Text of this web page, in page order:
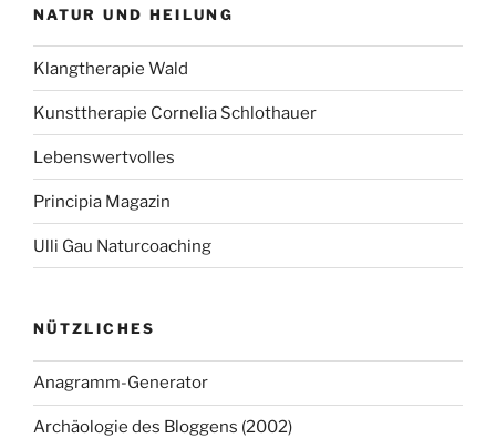
NATUR UND HEILUNG
Klangtherapie Wald
Kunsttherapie Cornelia Schlothauer
Lebenswertvolles
Principia Magazin
Ulli Gau Naturcoaching
NÜTZLICHES
Anagramm-Generator
Archäologie des Bloggens (2002)